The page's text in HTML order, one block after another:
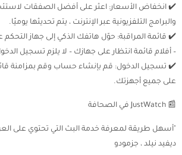
✔️ انخفاض الأسعار: اعثر على أفضل الصفقات
والبرامج التلفزيونية عبر الإنترنت ، يتم تحديثها يوميًا.
✔️ قائمة المراقبة: حوّل هاتفك الذكي إلى جهاز
– أفلام قائمة انتظار على جهازك – لا يلزم تسجيل
✔️ تسجيل الدخول: قم بإنشاء حساب وقم بمزامنة
على جميع أجهزتك.
📰 JustWatch في الصحافة
"أسهل طريقة لمعرفة خدمة البث التي تحتوي على
ديفيد نيلد ، جزمودو